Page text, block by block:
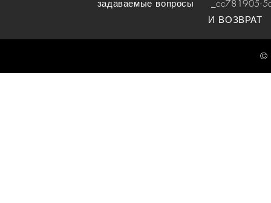
задаваемые вопросы _cc781905-
И ВОЗВРАТ
©